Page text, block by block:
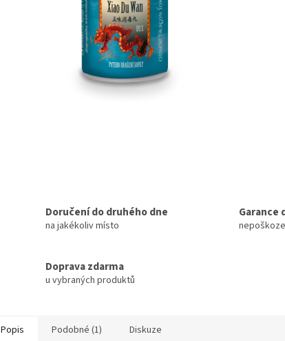
Doručení do druhého dne
na jakékoliv místo
Garance
Doprava zdarma
u vybraných produktů
Popis Podobné (1) Diskuze